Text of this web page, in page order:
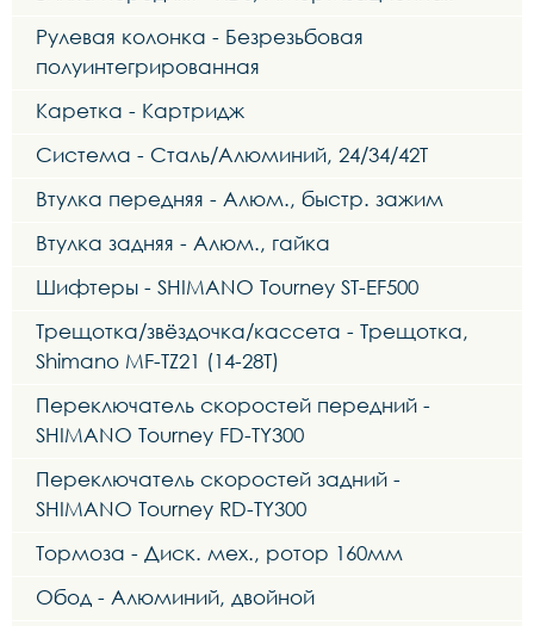
Рулевая колонка - Безрезьбовая
полуинтегрированная
Каретка - Картридж
Система - Сталь/Алюминий, 24/34/42Т
Втулка передняя - Алюм., быстр. зажим
Втулка задняя - Алюм., гайка
Шифтеры - SHIMANO Tourney ST-EF500
Трещотка/звёздочка/кассета - Трещотка,
Shimano MF-TZ21 (14-28T)
Переключатель скоростей передний -
SHIMANO Tourney FD-TY300
Переключатель скоростей задний -
SHIMANO Tourney RD-TY300
Тормоза - Диск. мех., ротор 160мм
Обод - Алюминий, двойной